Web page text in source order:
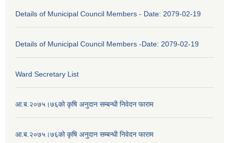
Details of Municipal Council Members - Date: 2079-02-19
Details of Municipal Council Members -Date: 2079-02-19
Ward Secretary List
आ.ब.२०७५।७६को कृषि अनुदान सम्बन्धी निवेदन फाराम
आ.ब.२०७५।७६को कृषि अनुदान सम्बन्धी निवेदन फाराम